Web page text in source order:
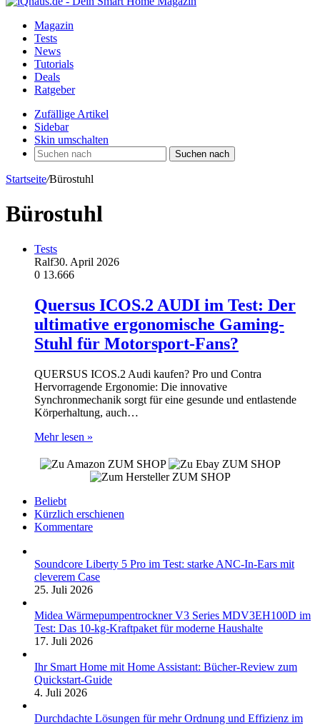
Magazin
Tests
News
Tutorials
Deals
Ratgeber
Zufällige Artikel
Sidebar
Skin umschalten
Suchen nach
Startseite/Bürostuhl
Bürostuhl
Tests
Ralf30. April 2026
0 13.666
Quersus ICOS.2 AUDI im Test: Der
ultimative ergonomische Gaming-
Stuhl für Motorsport-Fans?
QUERSUS ICOS.2 Audi kaufen? Pro und Contra
Hervorragende Ergonomie: Die innovative
Synchronmechanik sorgt für eine gesunde und entlastende
Körperhaltung, auch…
Mehr lesen »
ZUM SHOP
ZUM SHOP
ZUM SHOP
Beliebt
Kürzlich erschienen
Kommentare
Soundcore Liberty 5 Pro im Test: starke ANC-In-Ears mit
cleverem Case
25. Juli 2026
Midea Wärmepumpentrockner V3 Series MDV3EH100D im
Test: Das 10-kg-Kraftpaket für moderne Haushalte
17. Juli 2026
Ihr Smart Home mit Home Assistant: Bücher-Review zum
Quickstart-Guide
4. Juli 2026
Durchdachte Lösungen für mehr Ordnung und Effizienz im